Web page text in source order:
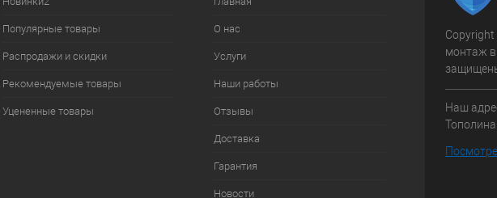
Популярные товары
Распродажи и скидки
Рекомендуемые товары
Уцененные товары
О нас
Услуги
Наши работы
Отзывы
Доставка
Гарантия
Новости
монтаж
Наш